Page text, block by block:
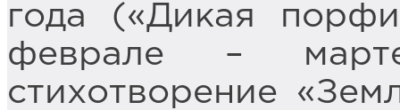
года («Дикая
феврале –
стихотворение